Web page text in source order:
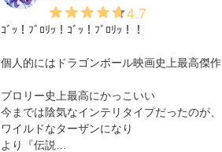
4.7
ｺﾞｯ！ﾌﾞﾛﾘｯ！ｺﾞｯ！ﾌﾞﾛﾘｯ！！
個人的にはドラゴンボール映画史上最高傑作
ブロリー史上最高にかっこいい
今までは陰気なインテリタイプだったのが、
ワイルドなターザンになり
より『伝説…